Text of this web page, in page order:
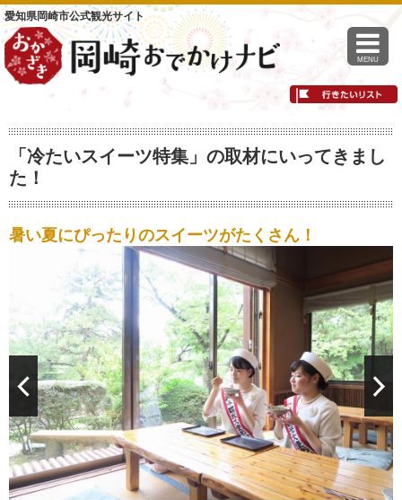
愛知県岡崎市公式観光サイト
MENU
「冷たいスイーツ特集」の取材にいってきまし
た！
暑い夏にぴったりのスイーツがたくさん！